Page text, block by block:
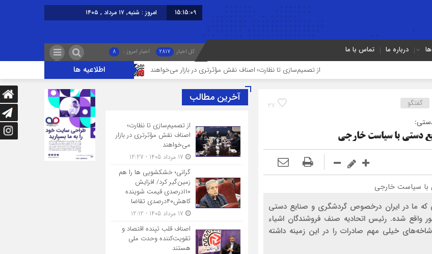
15:15:10 امروز : شنبه, ۱۷ مرداد , ۱۴۰۵
درباره ما تماس با ما کل اخبار 2817 اخبار امروز : 8
اطلاعیه ها از تصمیم‌سازی تا نظارت؛ اصناف نقش مؤثرتری در بازار می‌خواهند گرانی؛ خشکشویی‌ ها را هم زمین‌گیر کرد/ افزایش ۱۱۰درصدی قیمت شوینده کاهش۴۰درصدی تقاضا
37 گفتگو
دستی با سیاست خارجی
که ما در ایران درخصوص گردشگری و صنایع دستی
واقع شده. رئیس اتحادیه صنف فروشندگان اشیاء
خیلی مهم صادرات را در این زمینه داشته
آخرین مطالب
از تصمیم‌سازی تا نظارت؛
اصناف نقش مؤثرتری در بازار
می‌خواهند
گرانی؛ خشکشویی‌ ها را هم
زمین‌گیر کرد/ افزایش
۱۱۰درصدی قیمت شوینده
کاهش۴۰درصدی تقاضا
اصناف قلب تپنده اقتصاد و
تقویت‌کننده وحدت ملی
هستند